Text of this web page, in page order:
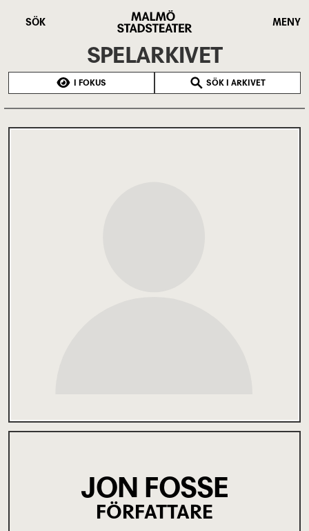
SÖK
Stadsteater
MENY
SPELARKIVET
I FOKUS SÖK I ARKIVET
JON FOSSE
FÖRFATTARE